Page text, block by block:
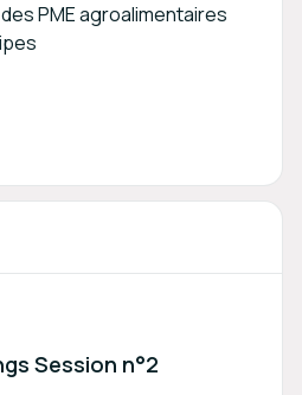
PME agroalimentaires
Session n°2